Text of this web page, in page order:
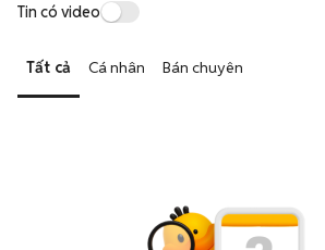
Tin có video
Tất cả Cá nhân Bán chuyên